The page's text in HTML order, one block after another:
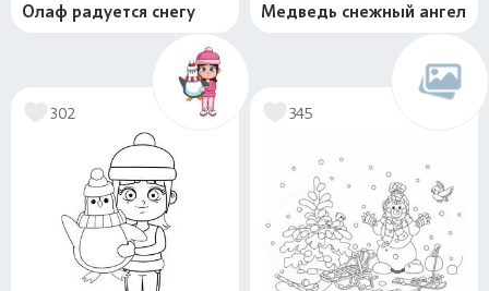
Олаф радуется снегу Медведь снежный ангел
302 345